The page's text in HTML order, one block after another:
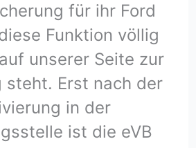
für ihr Ford
Funktion völlig
unserer Seite zur
steht. Erst nach der
in der
ist die eVB